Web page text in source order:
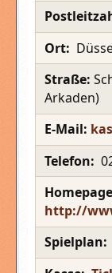
Ort:
Straße:
Arkaden)
E-Mail:
Telefon:
http://
Spielplan: